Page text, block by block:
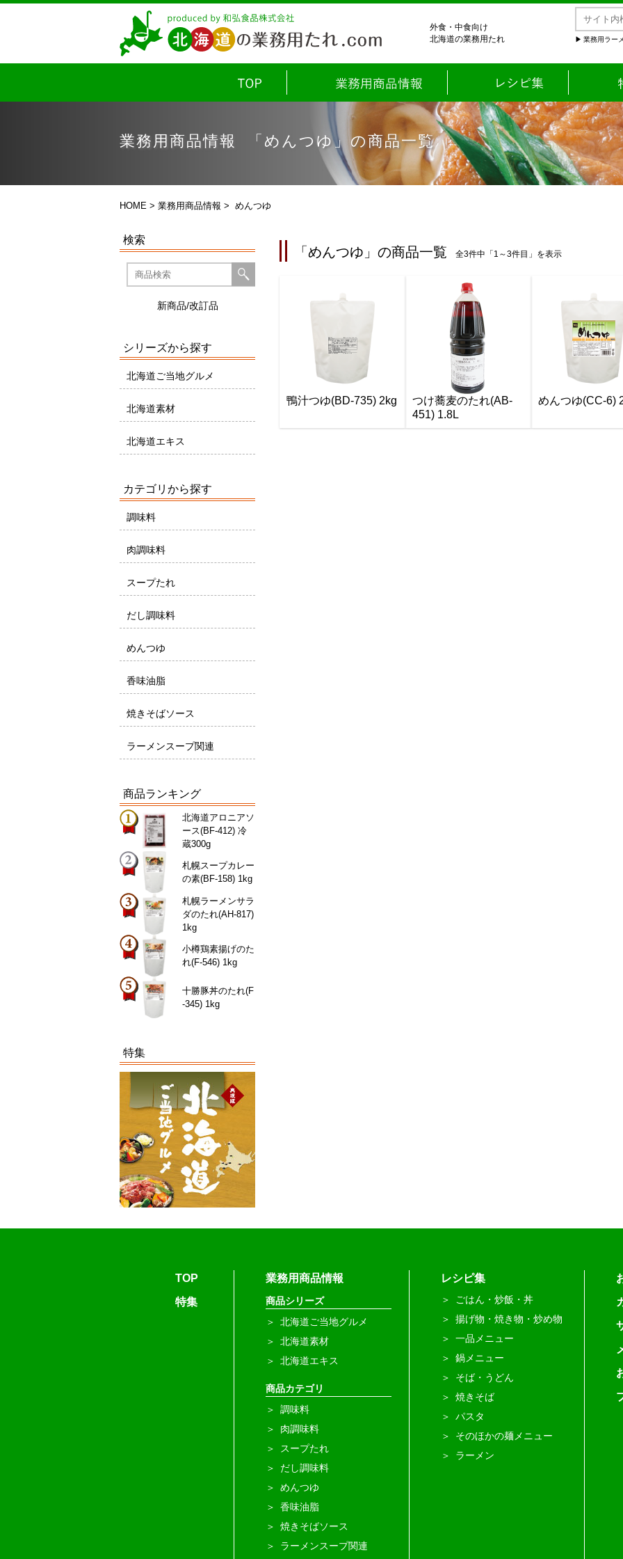
外食・中食向け
北海道の業務用たれ
業務用ラー
業務用商品情報 「めんつゆ」の商品一覧
HOME > 業務用商品情報 > めんつゆ
「めんつゆ」の商品一覧 全3件中「1～3件目」を表示
鴨汁つゆ(BD-735) 2kg
つけ蕎麦のたれ(AB-
451) 1.8L
めんつゆ(CC-6)
検索
新商品/改訂品
シリーズから探す
北海道ご当地グルメ
北海道素材
北海道エキス
カテゴリから探す
調味料
肉調味料
スープたれ
だし調味料
めんつゆ
香味油脂
焼きそばソース
ラーメンスープ関連
商品ランキング
北海道アロニアソ
ース(BF-412) 冷
蔵300g
札幌スープカレー
の素(BF-158) 1kg
札幌ラーメンサラ
ダのたれ(AH-817)
1kg
小樽鶏素揚げのた
れ(F-546) 1kg
十勝豚丼のたれ(F
-345) 1kg
特集
TOP
特集
業務用商品情報
商品シリーズ
北海道ご当地グルメ
北海道素材
北海道エキス
商品カテゴリ
調味料
肉調味料
スープたれ
だし調味料
めんつゆ
香味油脂
焼きそばソース
ラーメンスープ関連
レシピ集
ごはん・炒飯・丼
揚げ物・焼き物・炒め物
一品メニュー
鍋メニュー
そば・うどん
焼きそば
パスタ
そのほかの麺メニュー
ラーメン